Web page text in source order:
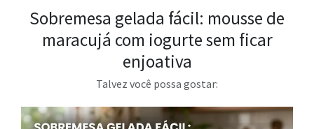
Sobremesa gelada fácil: mousse de
maracujá com iogurte sem ficar
enjoativa
Talvez você possa gostar: